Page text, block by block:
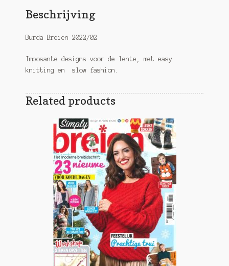
Beschrijving
Burda Breien 2022/02
Imposante designs voor de lente, met easy
knitting en slow fashion.
Related products